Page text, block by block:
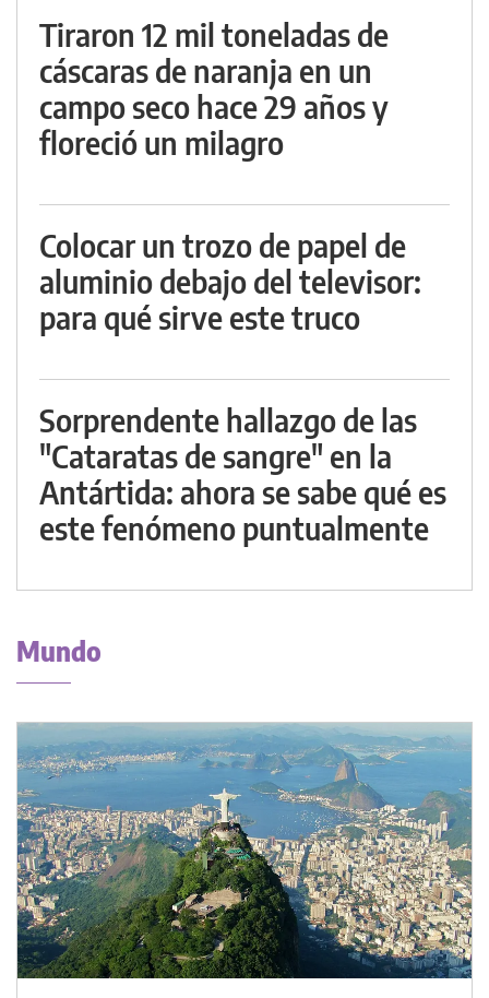
Tiraron 12 mil toneladas de
cáscaras de naranja en un
campo seco hace 29 años y
floreció un milagro
Colocar un trozo de papel de
aluminio debajo del televisor:
para qué sirve este truco
Sorprendente hallazgo de las
"Cataratas de sangre" en la
Antártida: ahora se sabe qué es
este fenómeno puntualmente
Mundo